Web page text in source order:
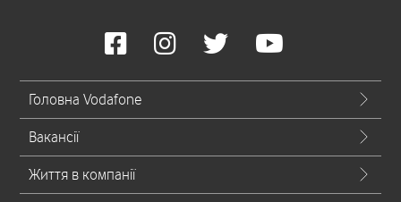
Головна Vodafone
Вакансії
Життя в компанії